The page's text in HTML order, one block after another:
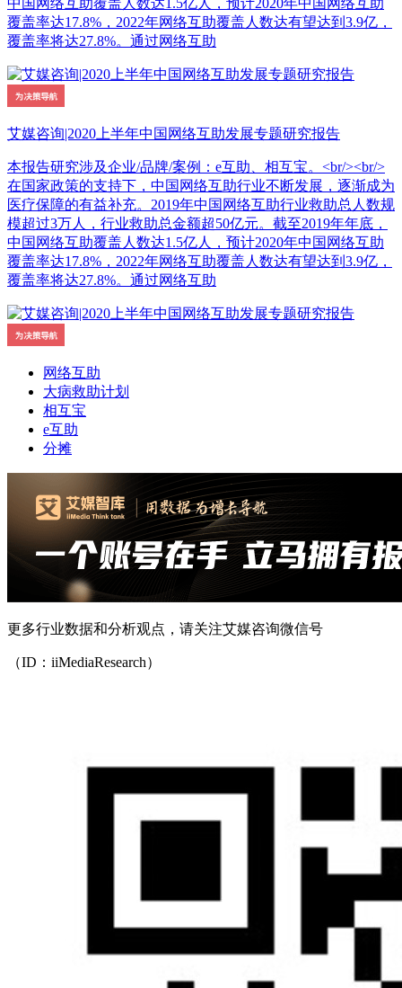
中国网络互助覆盖人数达1.5亿人，预计2020年中国网络互助
覆盖率达17.8%，2022年网络互助覆盖人数达有望达到3.9亿，
覆盖率将达27.8%。通过网络互助
艾媒咨询|2020上半年中国网络互助发展专题研究报告
本报告研究涉及企业/品牌/案例：e互助、相互宝。<br/><br/>
在国家政策的支持下，中国网络互助行业不断发展，逐渐成为
医疗保障的有益补充。2019年中国网络互助行业救助总人数规
模超过3万人，行业救助总金额超50亿元。截至2019年年底，
中国网络互助覆盖人数达1.5亿人，预计2020年中国网络互助
覆盖率达17.8%，2022年网络互助覆盖人数达有望达到3.9亿，
覆盖率将达27.8%。通过网络互助
网络互助
大病救助计划
相互宝
e互助
分摊
更多行业数据和分析观点，请关注艾媒咨询微信号
（ID：iiMediaResearch）